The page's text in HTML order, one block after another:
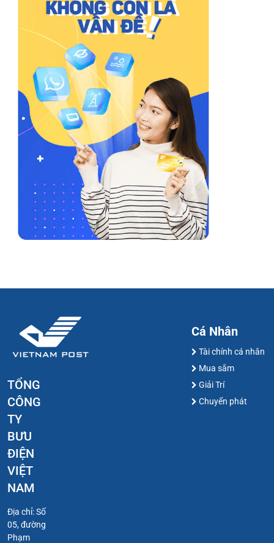
TỔNG
CÔNG
TY
BƯU
ĐIỆN
VIỆT
NAM
Địa chỉ: Số
05, đường
Phạm
Cá Nhân
Tài chính cá nhân
Mua sắm
Giải Trí
Chuyển phát